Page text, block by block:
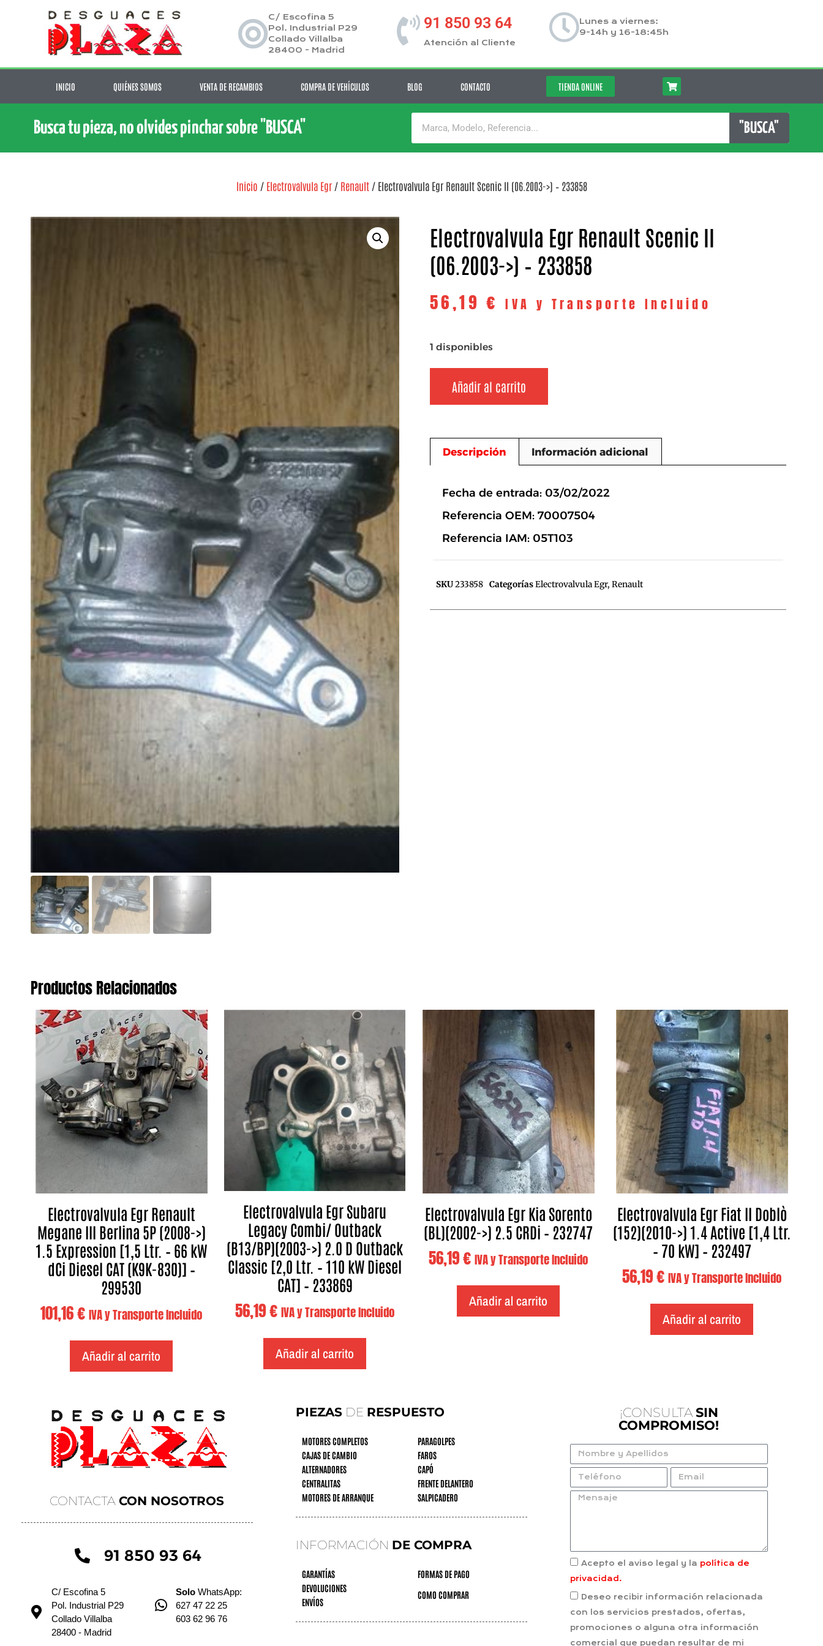
C/ Escofina 5
Pol. Industrial P29
Collado Villalba
28400 - Madrid
91 850 93 64
Atención al Cliente
Lunes a viernes:
9-14h y 16-18:45h
INICIO QUIÉNES SOMOS VENTA DE RECAMBIOS COMPRA DE VEHÍCULOS BLOG CONTACTO TIENDA ONLINE
Busca tu pieza, no olvides pinchar sobre "BUSCA" "BUSCA"
Inicio / Electrovalvula Egr/ Renault/ Electrovalvula Egr Renault Scenic II (06.2003->) – 233858
Electrovalvula Egr Renault Scenic II
(06.2003->) – 233858
56,19€ IVA y Transporte Incluido
1 disponibles
Añadir al carrito
Descripción Información adicional
Fecha de entrada: 03/02/2022
Referencia OEM: 70007504
Referencia IAM: 05T103
SKU233858 CategoríasElectrovalvula Egr, Renault
Productos Relacionados
Electrovalvula Egr Renault
Megane III Berlina 5P (2008->)
1.5 Expression [1,5 Ltr. – 66 kW
dCi Diesel CAT (K9K-830)] –
299530
101,16€ IVA y Transporte Incluido
Añadir al carrito
Electrovalvula Egr Subaru
Legacy Combi/ Outback
(B13/BP)(2003->) 2.0 D Outback
Classic [2,0 Ltr. – 110 kW Diesel
CAT] – 233869
56,19€ IVA y Transporte Incluido
Añadir al carrito
Electrovalvula Egr Kia Sorento
(BL)(2002->) 2.5 CRDi – 232747
56,19€ IVA y Transporte Incluido
Añadir al carrito
Electrovalvula Egr Fiat II Doblò
(152)(2010->) 1.4 Active [1,4 Ltr.
– 70 kW] – 232497
56,19€ IVA y Transporte Incluido
Añadir al carrito
CONTACTACON NOSOTROS
91 850 93 64
C/ Escofina 5
Pol. Industrial P29
Collado Villalba
28400 - Madrid
Solo WhatsApp:
627 47 22 25
603 62 96 76
PIEZASDE RESPUESTO
MOTORES COMPLETOS
CAJAS DE CAMBIO
ALTERNADORES
CENTRALITAS
MOTORES DE ARRANQUE
PARAGOLPES
FAROS
CAPÓ
FRENTE DELANTERO
SALPICADERO
INFORMACIÓN DE COMPRA
GARANTÍAS
DEVOLUCIONES
ENVÍOS
FORMAS DE PAGO
COMO COMPRAR
¡CONSULTA SIN
COMPROMISO!
Acepto el aviso legal y la política de
privacidad.
Deseo recibir información relacionada
con los servicios prestados, ofertas,
promociones o alguna otra información
comercial que puedan resultar de mi